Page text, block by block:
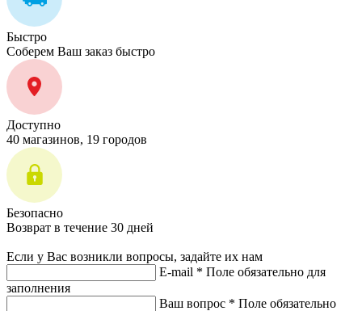
Быстро
Соберем Ваш заказ быстро
Доступно
40 магазинов, 19 городов
Безопасно
Возврат в течение 30 дней
Если у Вас возникли вопросы, задайте их нам
E-mail * Поле обязательно для
заполнения
Ваш вопрос * Поле обязательно